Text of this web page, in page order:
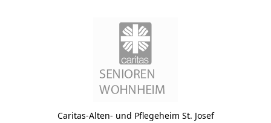
Caritas-Alten- und Pflegeheim St. Josef